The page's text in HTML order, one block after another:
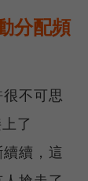
分配頻
不可思
了
續，這